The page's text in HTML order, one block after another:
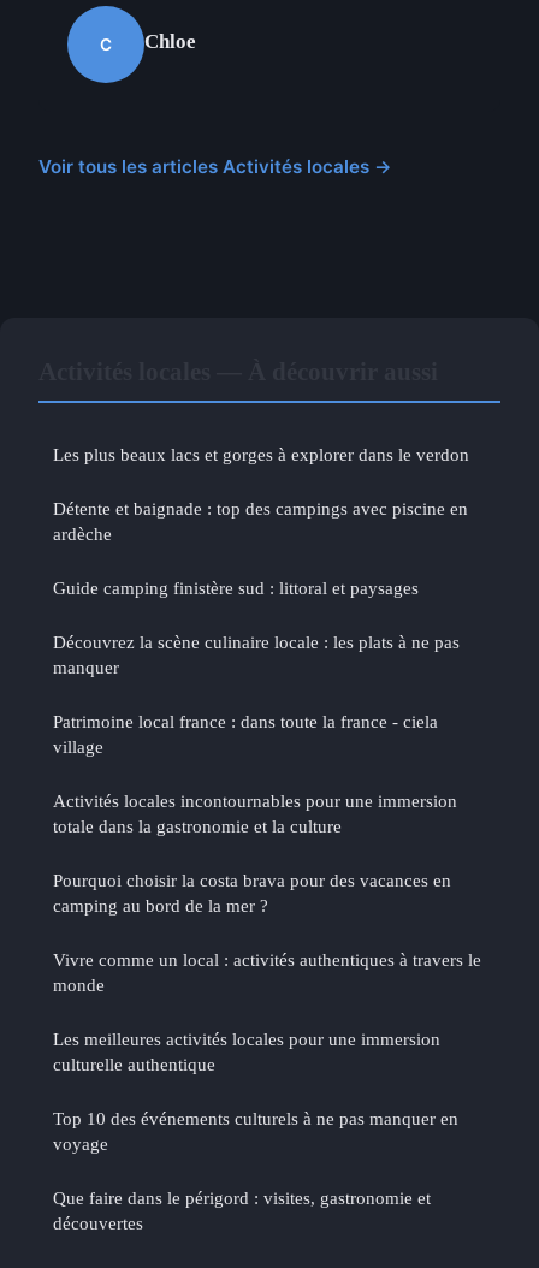
C Chloe
Voir tous les articles Activités locales →
Les plus beaux lacs et gorges à explorer dans le verdon
Détente et baignade : top des campings avec piscine en
ardèche
Guide camping finistère sud : littoral et paysages
Découvrez la scène culinaire locale : les plats à ne pas
manquer
Patrimoine local france : dans toute la france - ciela
village
Activités locales incontournables pour une immersion
totale dans la gastronomie et la culture
Pourquoi choisir la costa brava pour des vacances en
camping au bord de la mer ?
Vivre comme un local : activités authentiques à travers le
monde
Les meilleures activités locales pour une immersion
culturelle authentique
Top 10 des événements culturels à ne pas manquer en
voyage
Que faire dans le périgord : visites, gastronomie et
découvertes